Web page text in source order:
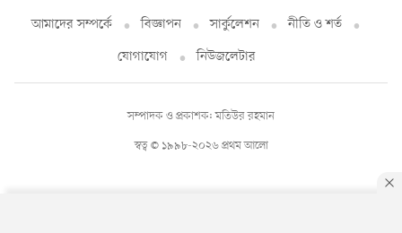
আমাদের সম্পর্কে বিজ্ঞাপন সার্কুলেশন
নীতি ও শর্ত
যোগাযোগ
নিউজলেটার
স্বত্ব © ১৯৯৮-২০২৬ প্রথম আলো
সম্পাদক ও প্রকাশক: মতিউর রহমান